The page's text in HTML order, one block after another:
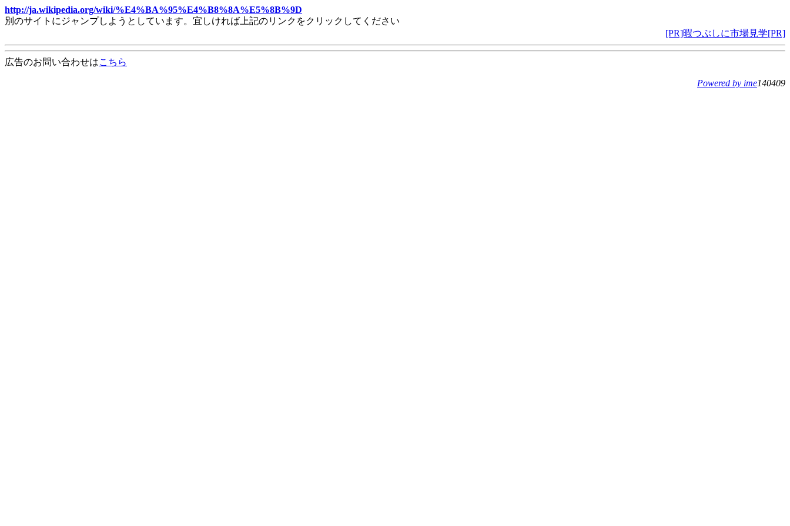
http://ja.wikipedia.org/wiki/%E4%BA%95%E4%B8%8A%E5%8B%9D
別のサイトにジャンプしようとしています。宜しければ上記のリンクをクリックしてください
[PR]暇つぶしに市場見学[PR]
広告のお問い合わせはこちら
Powered by ime140409